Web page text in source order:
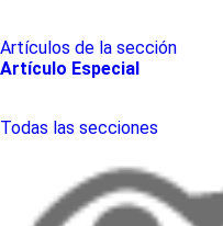
Artículos de la sección
Artículo Especial
Todas las secciones